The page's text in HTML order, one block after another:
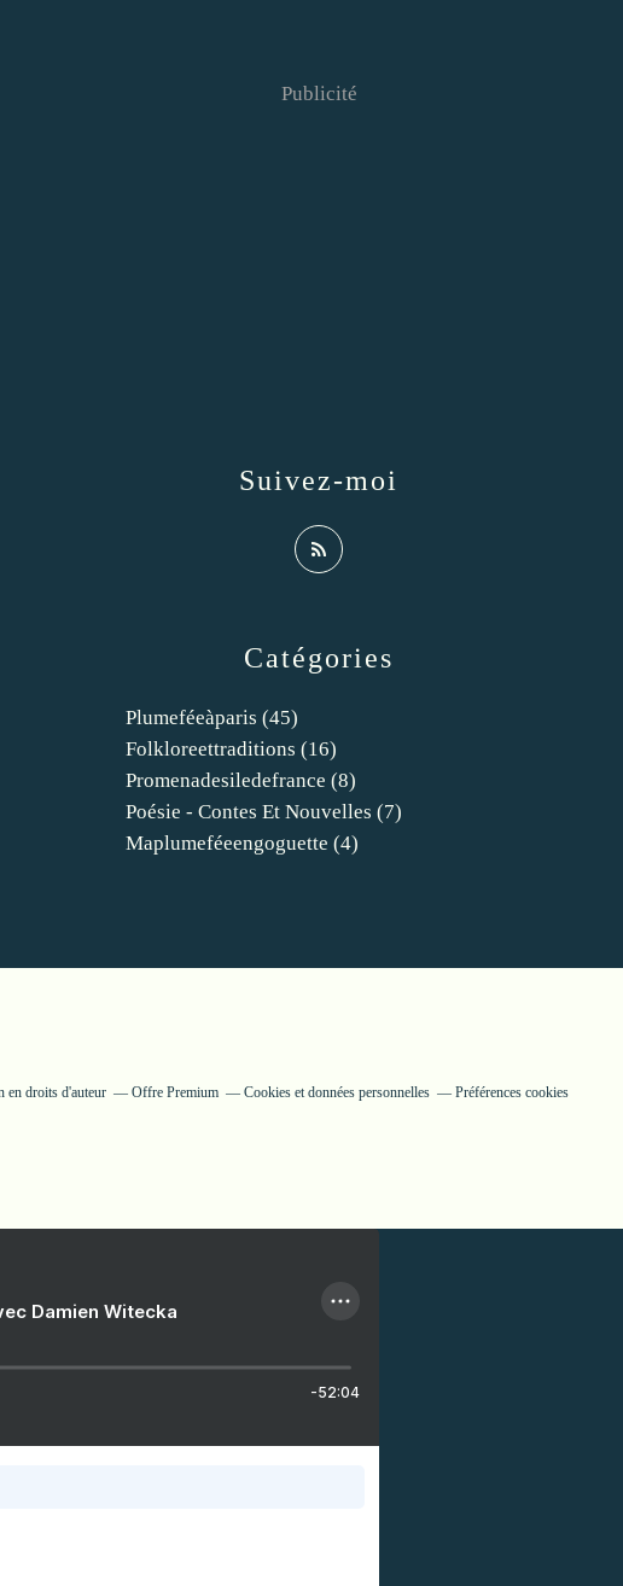
Catégories
Plumeféeàparis (45)
Folkloreettraditions (16)
Promenadesiledefrance (8)
Poésie - Contes Et Nouvelles (7)
Maplumeféeengoguette (4)
Suivez-moi
Publicité
en droits d'auteur Offre Premium Cookies et données personnelles Préférences cookies
Damien Witecka
-52:04